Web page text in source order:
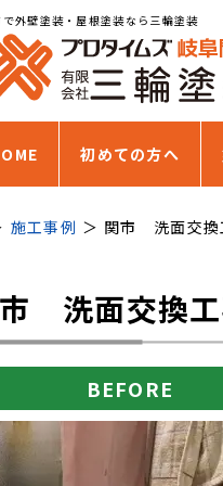
外壁塗装・屋根塗装なら三輪塗装
初めての方へ
施工事例 関市 洗面交換
洗面交換
BEFORE